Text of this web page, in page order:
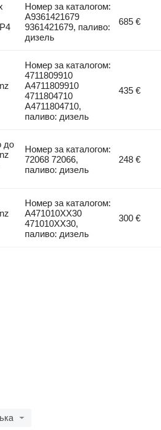
Номер за каталогом:
A9361421679
9361421679, паливо:
дизель
685 €
Номер за каталогом:
4711809910
A4711809910
4711804710
A4711804710,
паливо: дизель
435 €
до
Номер за каталогом:
72068 72066,
паливо: дизель
248 €
Номер за каталогом:
A471010XX30
471010XX30,
паливо: дизель
300 €